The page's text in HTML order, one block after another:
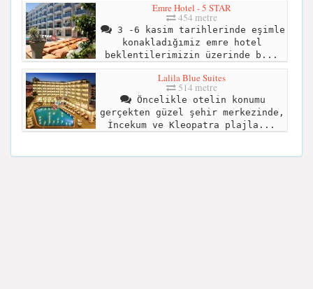
Emre Hotel - 5 STAR
454 metre
3 -6 kasim tarihlerinde eşimle
konakladığımiz emre hotel
beklentilerimizin üzerinde b...
Lalila Blue Suites
514 metre
Öncelikle otelin konumu
gerçekten güzel şehir merkezinde,
İncekum ve Kleopatra plajla...